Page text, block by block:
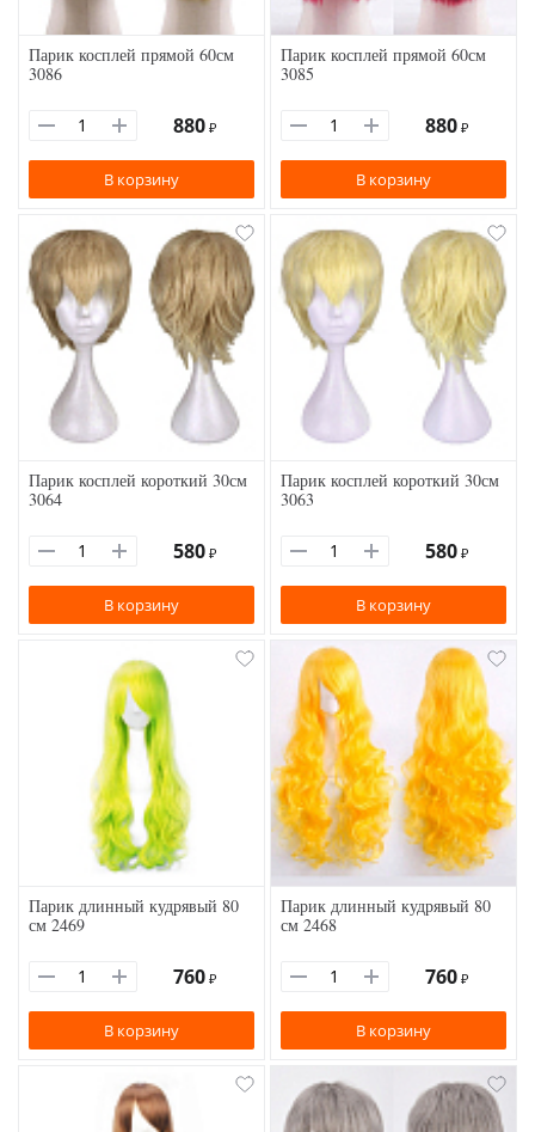
Парик косплей прямой 60см
3086
880 ₽
В корзину
Парик косплей прямой 60см
3085
880 ₽
В корзину
Парик косплей короткий 30см
3064
580 ₽
В корзину
Парик косплей короткий 30см
3063
580 ₽
В корзину
Парик длинный кудрявый 80
см 2469
760 ₽
В корзину
Парик длинный кудрявый 80
см 2468
760 ₽
В корзину